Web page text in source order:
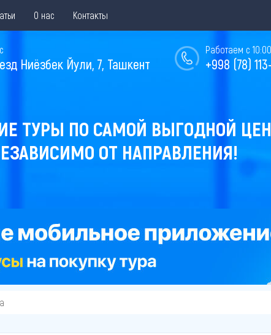
О нас Контакты
Работаем с
+998 (78)
Ниёзбек Йули, 7, Ташкент
ТУРЫ ПО САМОЙ ВЫГОДНОЙ
ОТ НАПРАВЛЕНИЯ!